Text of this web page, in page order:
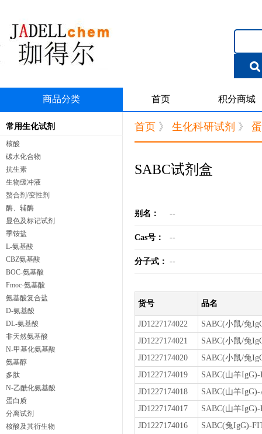
商品分类 首页 积分商城
常用生化试剂
核酸
碳水化合物
抗生素
生物缓冲液
螯合剂/变性剂
酶、辅酶
显色及标记试剂
季铵盐
L-氨基酸
CBZ氨基酸
BOC-氨基酸
Fmoc-氨基酸
氨基酸复合盐
D-氨基酸
DL-氨基酸
非天然氨基酸
N-甲基化氨基酸
氨基醇
多肽
N-乙酰化氨基酸
蛋白质
分离试剂
核酸及其衍生物
首页 》 生化科研试剂 》
SABC试剂盒
别名： --
Cas号： --
分子式： --
货号 品名
JD1227174022
SABC(小鼠/兔
JD1227174021
SABC(小鼠/兔
JD1227174020
SABC(小鼠/兔
JD1227174019
SABC(山羊
JD1227174018
SABC(山羊
JD1227174017
SABC(山羊
JD1227174016
SABC(兔IgG)-